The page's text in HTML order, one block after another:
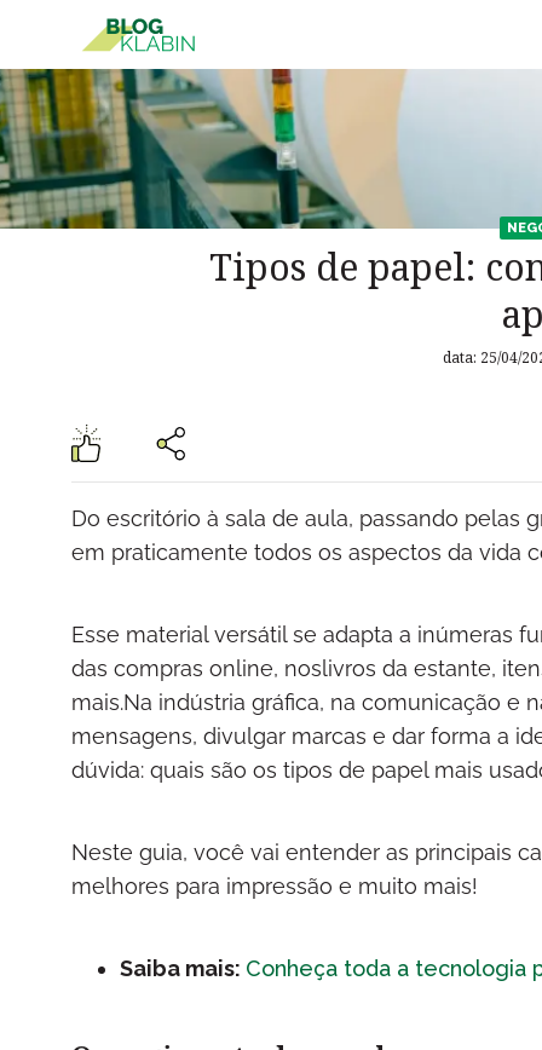
Pular para o Conteúdo principal
Tipos de papel:
data: 25/04/
Do escritório à sala de aula, passando pelas
em praticamente todos os aspectos da vida
Esse material versátil se adapta a inúmeras
das compras online, noslivros da estante,
mais.Na indústria gráfica, na comunicação e
mensagens, divulgar marcas e dar forma a
dúvida: quais são os tipos de papel mais
Neste guia, você vai entender as principais
melhores para impressão e muito mais!
Saiba mais: Conheça toda a tecnologia